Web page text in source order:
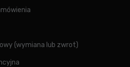
(wymiana lub zwrot)